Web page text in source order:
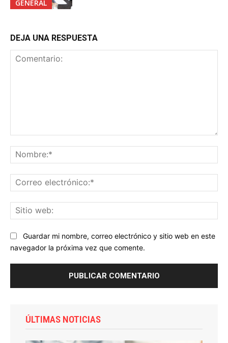
GENERAL
DEJA UNA RESPUESTA
Guardar mi nombre, correo electrónico y sitio web en este
navegador la próxima vez que comente.
ÚLTIMAS NOTICIAS